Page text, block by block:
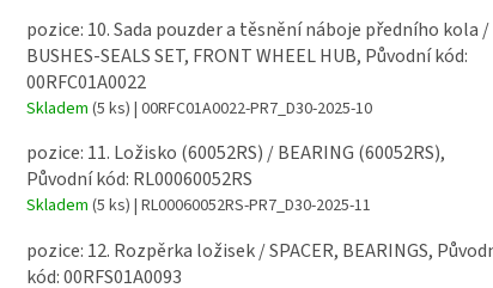
pozice: 10. Sada pouzder a těsnění náboje předního kola /
BUSHES-SEALS SET, FRONT WHEEL HUB, Původní kód:
00RFC01A0022
Skladem (5 ks) | 00RFC01A0022-PR7_D30-2025-10
pozice: 11. Ložisko (60052RS) / BEARING (60052RS),
Původní kód: RL00060052RS
Skladem (5 ks) | RL00060052RS-PR7_D30-2025-11
pozice: 12. Rozpěrka ložisek / SPACER, BEARINGS,
kód: 00RFS01A0093